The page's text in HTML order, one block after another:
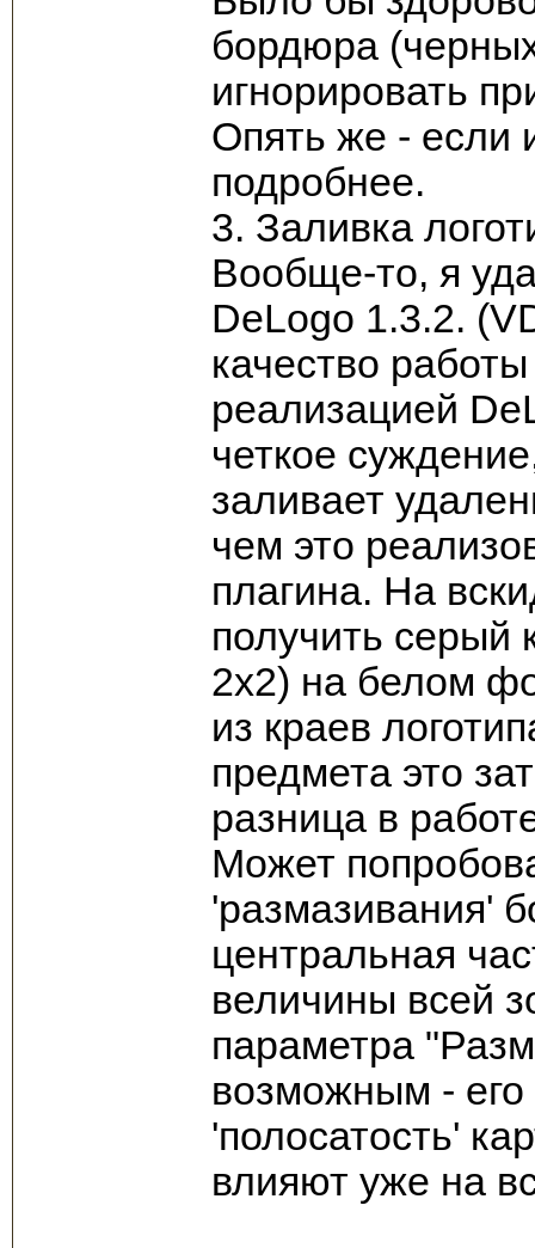
бордюра
игнорировать
Опять же - если
подробнее.
3. Заливка
Вообще-то, я
DeLogo 1.3.2.
качество
реализацией
четкое
заливает
чем это
плагина. На
получить серый
2х2) на белом
из краев
предмета это
разница в
Может
'размазивания'
центральная
величины всей
параметра
возможным -
'полосатость'
влияют уже на